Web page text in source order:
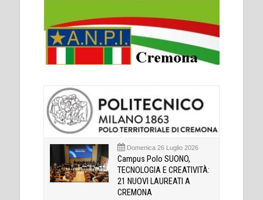
Domenica 26 Luglio 2026
Campus Polo SUONO,
TECNOLOGIA E CREATIVITÀ:
21 NUOVI LAUREATI A
CREMONA